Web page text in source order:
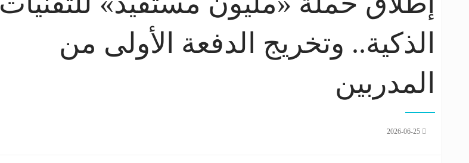
الذكية.. وتخريج الدفعة الأولى من
المدربين
2026-06-25